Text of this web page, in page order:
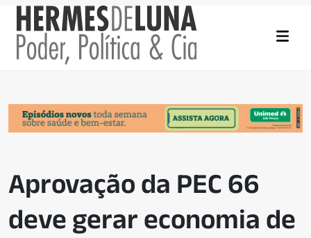
Aprovação da PEC 66
deve gerar economia de